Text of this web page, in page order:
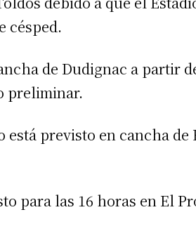
césped.
de Dudignac a partir
preliminar.
previsto en cancha de
para las 16 horas en El